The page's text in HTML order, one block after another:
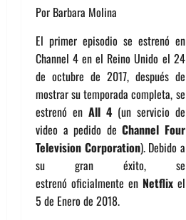
Por Barbara Molina
El primer episodio se estrenó en
Channel 4 en el Reino Unido el 24
de octubre de 2017, después de
mostrar su temporada completa, se
estrenó en All 4(un servicio de
video a pedido deChannel Four
Television Corporation). Debido a
su gran éxito, se
estrenó oficialmente en Netflixel
5 de Enero de 2018.